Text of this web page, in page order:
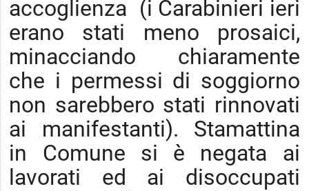
accoglienza (i Carabinieri ieri
erano stati meno prosaici,
minacciando chiaramente
che i permessi di soggiorno
non sarebbero stati rinnovati
ai manifestanti). Stamattina
in Comune si è negata ai
lavorati ed ai disoccupati